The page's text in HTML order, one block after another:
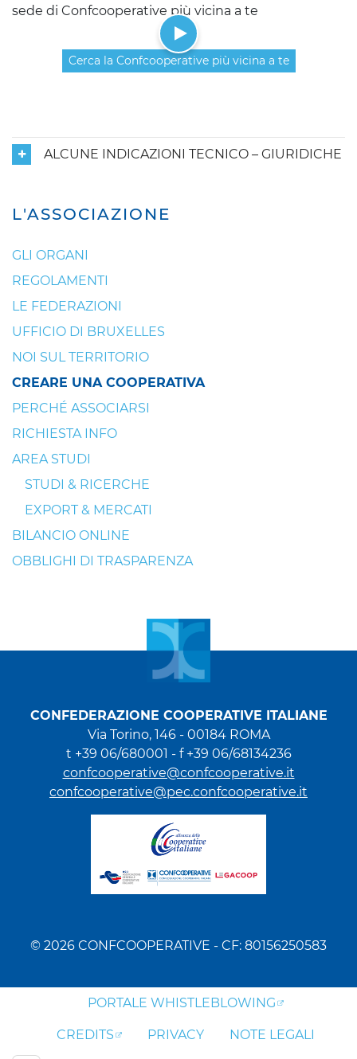
sede di Confcooperative più vicina a te
Cerca la Confcooperative più vicina a te
ALCUNE INDICAZIONI TECNICO – GIURIDICHE
L'ASSOCIAZIONE
GLI ORGANI
REGOLAMENTI
LE FEDERAZIONI
UFFICIO DI BRUXELLES
NOI SUL TERRITORIO
CREARE UNA COOPERATIVA
PERCHÉ ASSOCIARSI
RICHIESTA INFO
AREA STUDI
STUDI & RICERCHE
EXPORT & MERCATI
BILANCIO ONLINE
OBBLIGHI DI TRASPARENZA
CONFEDERAZIONE COOPERATIVE ITALIANE
Via Torino, 146 - 00184 ROMA
t +39 06/680001 - f +39 06/68134236
confcooperative@confcooperative.it
confcooperative@pec.confcooperative.it
© 2026 CONFCOOPERATIVE - CF: 80156250583
PORTALE WHISTLEBLOWING
CREDITS PRIVACY NOTE LEGALI